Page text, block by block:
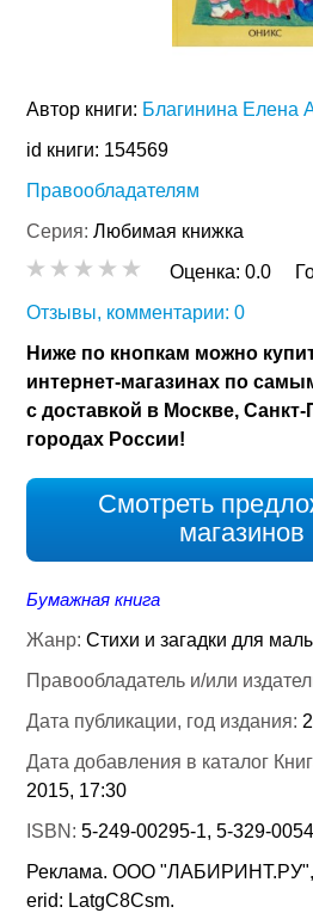
Автор книги: Благинина Елена
id книги: 154569
Правообладателям
Серия:Любимая книжка
Оценка:0.0
Отзывы, комментарии: 0
Ниже по кнопкам можно
интернет-магазинах по
с доставкой в Москве, Санкт-
городах России!
Смотреть
магазинов
Бумажная книга
Жанр:Стихи и загадки для
Правообладатель и/или
Дата публикации, год издания:
Дата добавления в каталог
2015, 17:30
ISBN:5-249-00295-1, 5-329-
Реклама. ООО
erid: LatgC8Csm.